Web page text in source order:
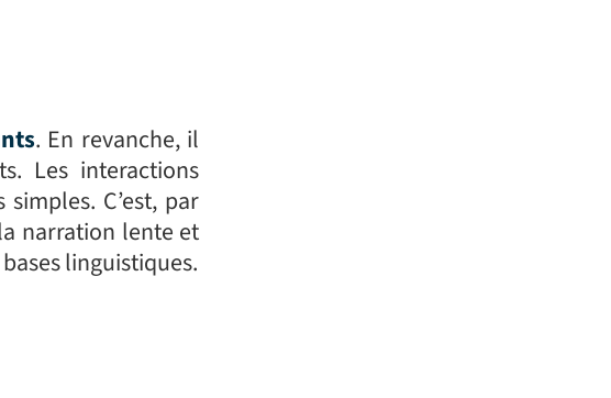
. En revanche, il
Les interactions
C’est, par
narration lente et
linguistiques.